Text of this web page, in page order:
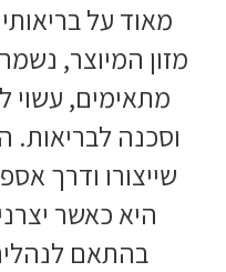
מאוד על
מזון המיוצר,
מתאימים, עשוי
וסכנה לבריאות.
שייצורו ודרך
היא כאשר
בהתאם